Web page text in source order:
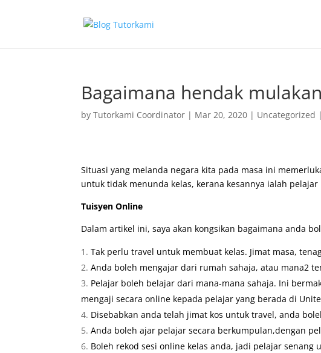
Bagaimana hendak
byTutorkami Coordinator | Mar 20, 2020 | Uncategorized |
Situasi yang melanda negara kita pada masa ini
untuk tidak menunda kelas, kerana kesannya ialah
Tuisyen Online
Dalam artikel ini, saya akan kongsikan bagaimana anda
Tak perlu travel untuk membuat kelas. Jimat masa,
Anda boleh mengajar dari rumah sahaja, atau mana2
Pelajar boleh belajar dari mana-mana sahaja. Ini
mengaji secara online kepada pelajar yang berada di
Disebabkan anda telah jimat kos untuk travel, anda
Anda boleh ajar pelajar secara berkumpulan,dengan
Boleh rekod sesi online kelas anda, jadi pelajar